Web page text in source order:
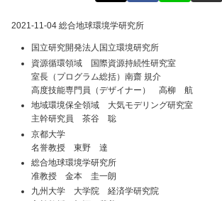
2021-11-04 総合地球環境学研究所
国立研究開発法人国立環境研究所
資源循環領域 国際資源持続性研究室
室長（プログラム総括）南齋 規介
高度技能専門員（デザイナー） 高柳 航
地域環境保全領域 大気モデリング研究室
主幹研究員 茶谷 聡
京都大学
名誉教授 東野 達
総合地球環境学研究所
准教授 金本 圭一朗
九州大学 大学院 経済学研究院